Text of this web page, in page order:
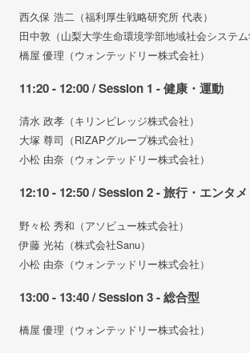
西久保 浩二（福利厚生戦略研究所 代表）
田中敦（山梨大学生命環境学部地域社会システム
橋屋 優理（ウォンテッドリー株式会社）
11:20 - 12:00 / Session 1 - 健康・運動
清水 政孝（キリンビレッジ株式会社）
大塚 尊司（RIZAPグループ株式会社）
小松 由奈（ウォンテッドリー株式会社）
12:10 - 12:50 / Session 2 - 旅行・エンタメ
野々松 秀和（アソビュー株式会社）
伊藤 光祐（株式会社Sanu）
小松 由奈（ウォンテッドリー株式会社）
13:00 - 13:40 / Session 3 - 総合型
橋屋 優理（ウォンテッドリー株式会社）